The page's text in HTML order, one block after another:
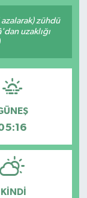
zühdü
uzaklığı
İKINDI